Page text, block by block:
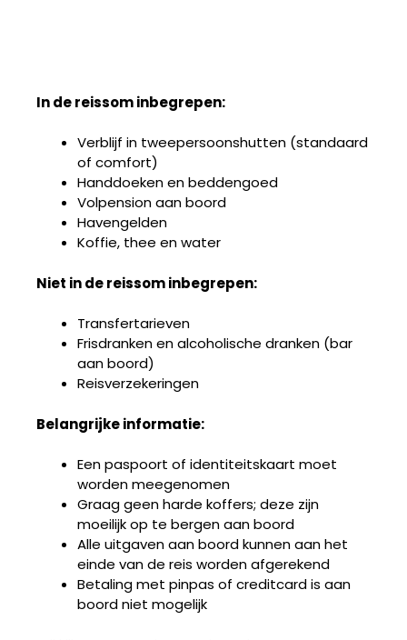
In de reissom inbegrepen:
Verblijf in tweepersoonshutten (standaard
of comfort)
Handdoeken en beddengoed
Volpension aan boord
Havengelden
Koffie, thee en water
Niet in de reissom inbegrepen:
Transfertarieven
Frisdranken en alcoholische dranken (bar
aan boord)
Reisverzekeringen
Belangrijke informatie:
Een paspoort of identiteitskaart moet
worden meegenomen
Graag geen harde koffers; deze zijn
moeilijk op te bergen aan boord
Alle uitgaven aan boord kunnen aan het
einde van de reis worden afgerekend
Betaling met pinpas of creditcard is aan
boord niet mogelijk